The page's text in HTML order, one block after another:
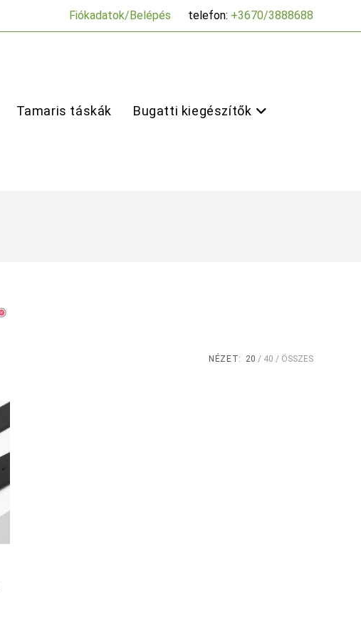
Fiókadatok/Belépés telefon: +3670/3888688
Tamaris táskák Bugatti kiegészítők
NÉZET: 20 40 ÖSSZES